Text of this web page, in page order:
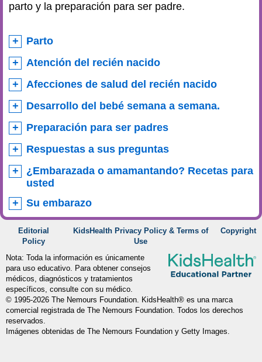
parto y la preparación para ser padre.
Parto
Atención del recién nacido
Afecciones de salud del recién nacido
Desarrollo del bebé semana a semana.
Preparación para ser padres
Respuestas a sus preguntas
¿Embarazada o amamantando? Recetas para
usted
Su embarazo
Editorial
Policy
KidsHealth Privacy Policy & Terms of
Use
Copyright
Nota: Toda la información es únicamente
para uso educativo. Para obtener consejos
médicos, diagnósticos y tratamientos
específicos, consulte con su médico.
© 1995-2026 The Nemours Foundation. KidsHealth® es una marca
comercial registrada de The Nemours Foundation. Todos los derechos
reservados.
Imágenes obtenidas de The Nemours Foundation y Getty Images.